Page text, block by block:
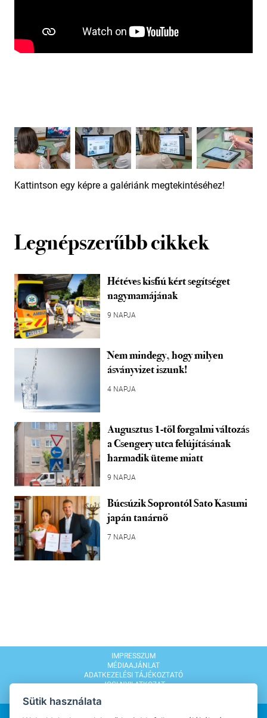
Kattintson egy képre a galériánk megtekintéséhez!
Legnépszerűbb cikkek
Hétéves kisfiú kért segítséget
nagymamájának
9 NAPJA
Nem mindegy, hogy milyen
ásványvizet iszunk!
4 NAPJA
Augusztus 1-től forgalmi változás
a Csengery utca felújításának
harmadik üteme miatt
9 NAPJA
Búcsúzik Soprontól Sato Kasumi
japán tanárnő
7 NAPJA
IMPRESSZUM
MÉDIAAJÁNLAT
ADATKEZELÉSI TÁJÉKOZTATÓ
JOGI NYILATKOZAT
Sütik használata